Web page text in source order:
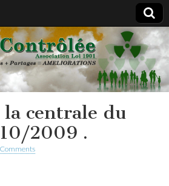
centrale du
2009 .